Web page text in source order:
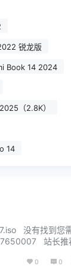
锐龙版
Book 14 2024
（2.8K）
14
没有找到您
站长推
0 0